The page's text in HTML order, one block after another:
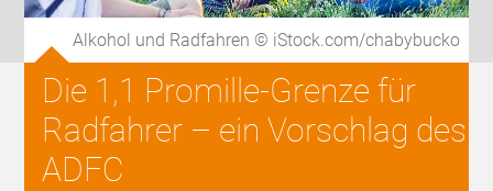
Alkohol und Radfahren © iStock.com/chabybucko
Die 1,1 Promille-Grenze für
Radfahrer – ein Vorschlag des
ADFC